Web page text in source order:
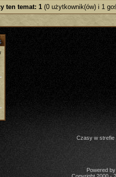
ten temat: 1 (0 użytkownik(ów) i 1
Czasy w
Powered